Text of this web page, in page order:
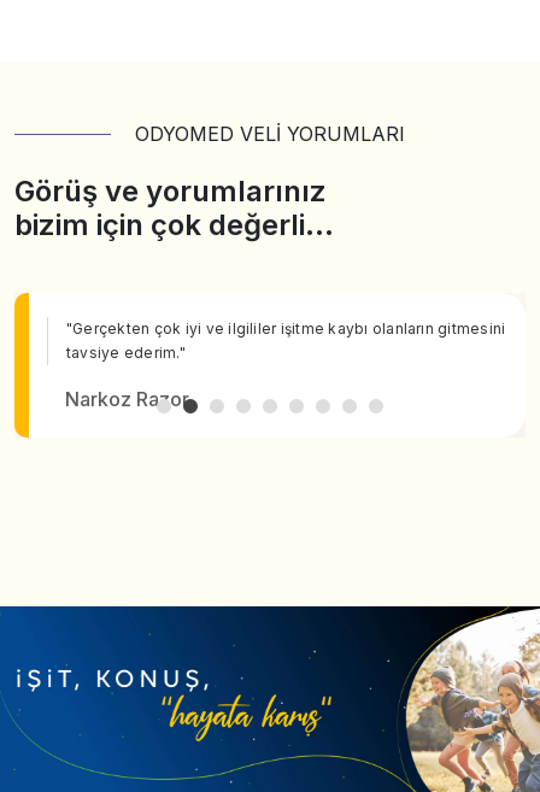
ODYOMED VELİ YORUMLARI
Görüş ve yorumlarınız
bizim için çok değerli…
"Gerçekten çok iyi ve ilgililer işitme kaybı olanların gitmesini
tavsiye ederim."
Narkoz Razor